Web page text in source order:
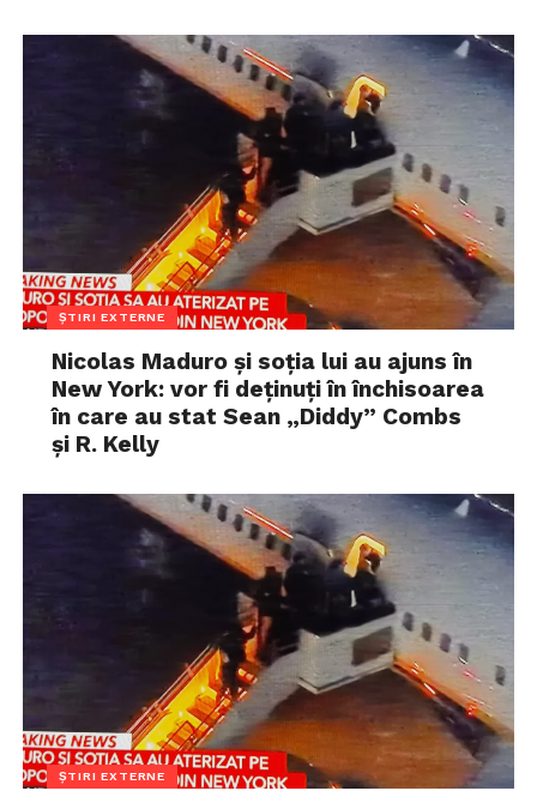
ȘTIRI EXTERNE
Nicolas Maduro și soția lui au ajuns în
New York: vor fi deținuți în închisoarea
în care au stat Sean „Diddy” Combs
și R. Kelly
ȘTIRI EXTERNE